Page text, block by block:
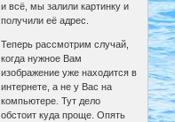
и всё, мы залили картинку и
получили её адрес.
Теперь рассмотрим случай,
когда нужное Вам
изображение уже находится в
интернете, а не у Вас на
компьютере. Тут дело
обстоит куда проще. Опять